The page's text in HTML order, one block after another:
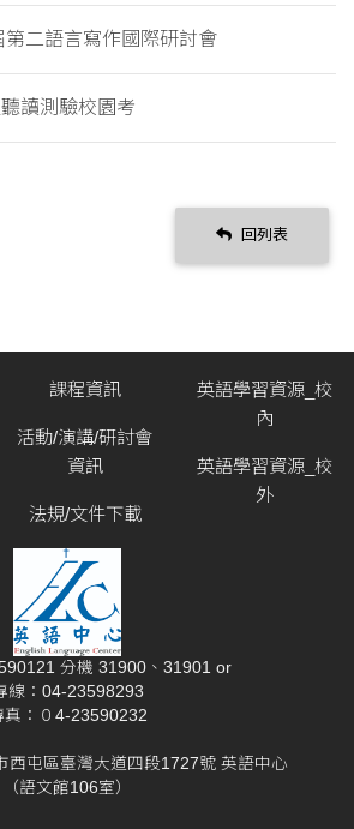
第二語言寫作國際研討會
讀測驗校園考
回列表
課程資訊
活動/演講/研討會
資訊
法規/文件下載
英語學習資源_校
內
英語學習資源_校
外
分機 31900、31901 or
線：04-23598293
真：０4-23590232
西屯區臺灣大道四段1727號 英語中心
（語文館106室）